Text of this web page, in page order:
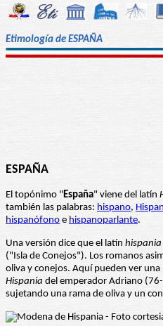
Etimología de ESPAÑA
ESPAÑA
El topónimo "España" viene del latín
también las palabras: hispano,
hispanófono e hispanoparlante.
Una versión dice que el latín hispania
("Isla de Conejos"). Los romanos
oliva y conejos. Aquí pueden ver
Hispania del emperador Adriano
sujetando una rama de oliva y un